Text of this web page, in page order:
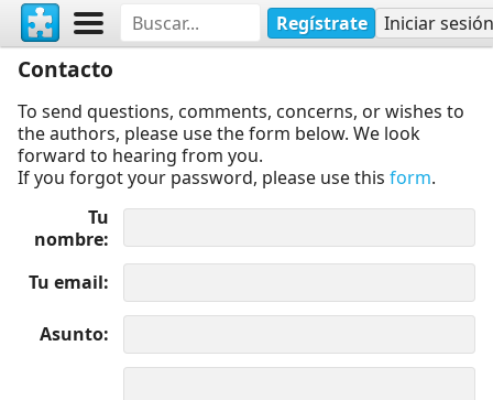
Regístrate Iniciar sesión
Contacto
To send questions, comments, concerns, or wishes to
the authors, please use the form below. We look
forward to hearing from you.
If you forgot your password, please use this form.
Tu
nombre
Tu email
Asunto